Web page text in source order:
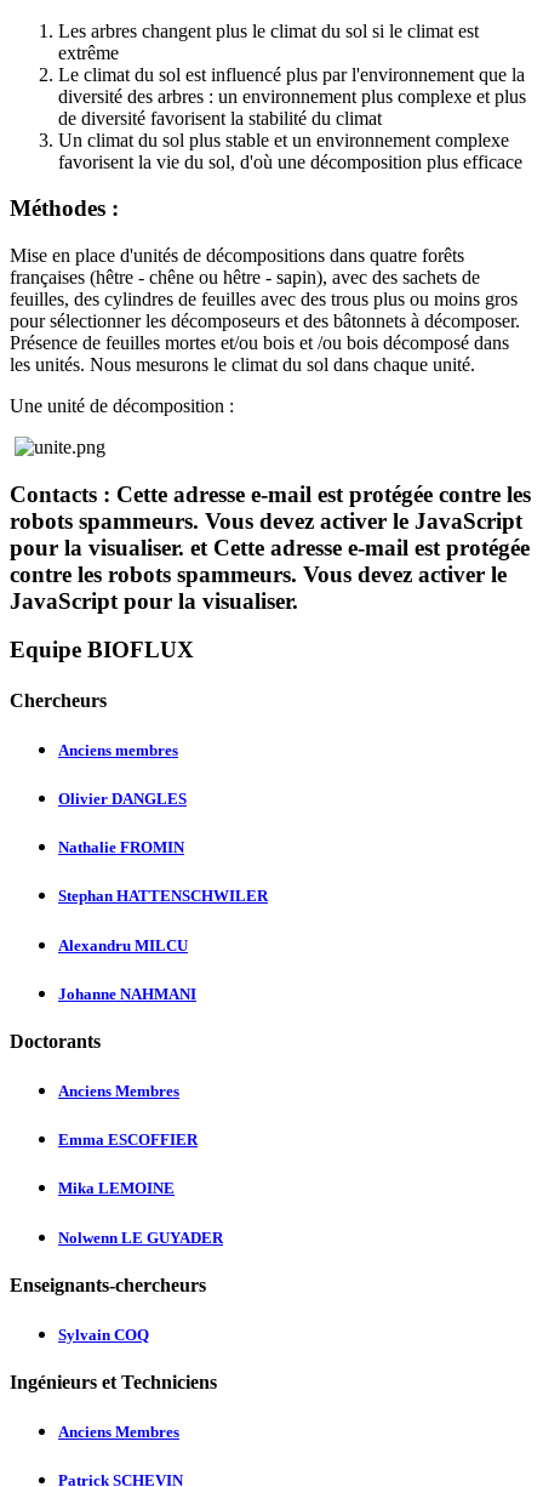
Les arbres changent plus le climat du sol si le climat est
extrême
Le climat du sol est influencé plus par l'environnement que la
diversité des arbres : un environnement plus complexe et plus
de diversité favorisent la stabilité du climat
Un climat du sol plus stable et un environnement complexe
favorisent la vie du sol, d'où une décomposition plus efficace
Méthodes :
Mise en place d'unités de décompositions dans quatre forêts
françaises (hêtre - chêne ou hêtre - sapin), avec des sachets de
feuilles, des cylindres de feuilles avec des trous plus ou moins gros
pour sélectionner les décomposeurs et des bâtonnets à décomposer.
Présence de feuilles mortes et/ou bois et /ou bois décomposé dans
les unités. Nous mesurons le climat du sol dans chaque unité.
Une unité de décomposition :
Contacts : Cette adresse e-mail est protégée contre les
robots spammeurs. Vous devez activer le JavaScript
pour la visualiser. et Cette adresse e-mail est protégée
contre les robots spammeurs. Vous devez activer le
JavaScript pour la visualiser.
Equipe BIOFLUX
Chercheurs
Anciens membres
Olivier DANGLES
Nathalie FROMIN
Stephan HATTENSCHWILER
Alexandru MILCU
Johanne NAHMANI
Doctorants
Anciens Membres
Emma ESCOFFIER
Mika LEMOINE
Nolwenn LE GUYADER
Enseignants-chercheurs
Sylvain COQ
Ingénieurs et Techniciens
Anciens Membres
Patrick SCHEVIN